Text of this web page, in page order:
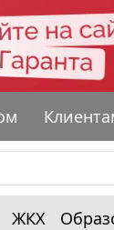
ЖКХ